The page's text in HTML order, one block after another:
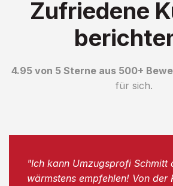
Zufriedene
4.95 von 5 Sterne aus 500+
für sich.
"Ich kann Umzugsprofi Schmitt
wärmstens empfehlen! Von der